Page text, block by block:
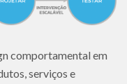
comportamental em
serviços e